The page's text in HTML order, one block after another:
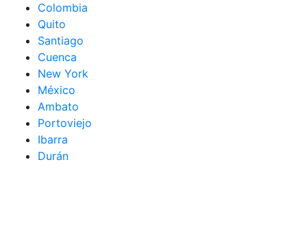
Colombia
Quito
Santiago
Cuenca
New York
México
Ambato
Portoviejo
Ibarra
Durán